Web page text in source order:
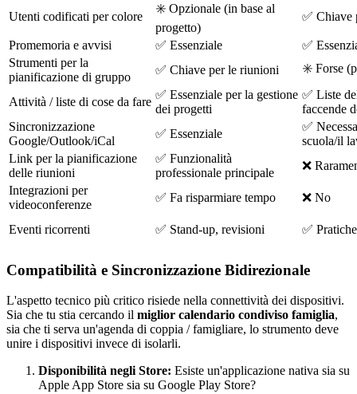
Utenti codificati per colore
✳️ Opzionale (in base al
progetto)
✅ Chiave
Promemoria e avvisi ✅ Essenziale
✅
Strumenti per la
pianificazione di gruppo
✅ Chiave per le riunioni ✳️ Forse
Attività / liste di cose da fare
✅ Essenziale per la gestione
dei progetti
✅ Liste
faccende
Sincronizzazione
Google/Outlook/iCal
✅ Essenziale
✅
scuola/il
Link per la pianificazione
delle riunioni
✅ Funzionalità
professionale principale
❌
Integrazioni per
videoconferenze
✅ Fa risparmiare tempo ❌ No
Eventi ricorrenti ✅ Stand-up, revisioni ✅
Compatibilità e Sincronizzazione Bidirezionale
L'aspetto tecnico più critico risiede nella connettività dei dispositivi.
Sia che tu stia cercando il miglior calendario condiviso famiglia,
sia che ti serva un'agenda di coppia / famigliare, lo strumento deve
unire i dispositivi invece di isolarli.
Disponibilità negli Store: Esiste un'applicazione nativa sia su
Apple App Store sia su Google Play Store?